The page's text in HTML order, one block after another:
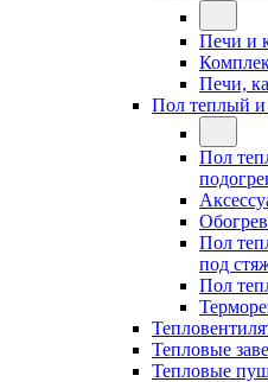
Печи и
Печи,
Пол теплый и
Пол
Пол
под
Пол
Тепловые
Тепловые